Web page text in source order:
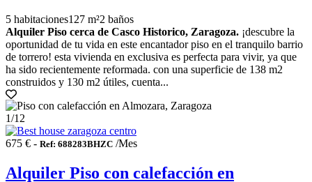
5 habitaciones127 m²2 baños
Alquiler Piso cerca de Casco Historico, Zaragoza. ¡descubre la
oportunidad de tu vida en este encantador piso en el tranquilo barrio
de torrero! esta vivienda en exclusiva es perfecta para vivir, ya que
ha sido recientemente reformada. con una superficie de 138 m2
construidos y 130 m2 útiles, cuenta...
1/12
675 € - Ref: 688283BHZC /Mes
Alquiler Piso con calefacción en